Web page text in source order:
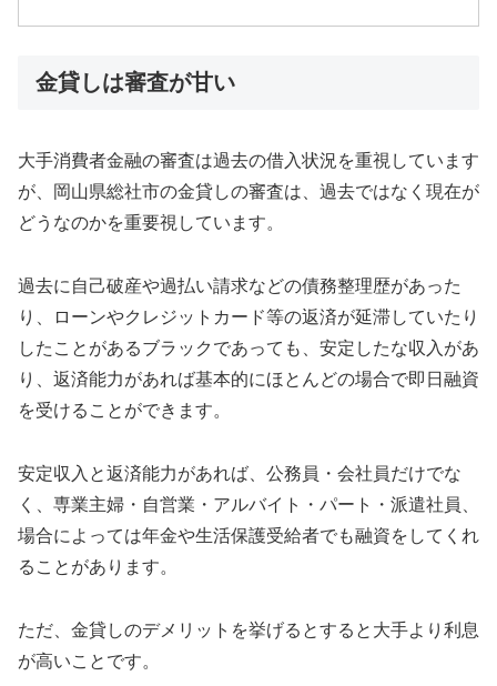
金貸しは審査が甘い
大手消費者金融の審査は過去の借入状況を重視しています
が、岡山県総社市の金貸しの審査は、過去ではなく現在が
どうなのかを重要視しています。
過去に自己破産や過払い請求などの債務整理歴があった
り、ローンやクレジットカード等の返済が延滞していたり
したことがあるブラックであっても、安定したな収入があ
り、返済能力があれば基本的にほとんどの場合で即日融資
を受けることができます。
安定収入と返済能力があれば、公務員・会社員だけでな
く、専業主婦・自営業・アルバイト・パート・派遣社員、
場合によっては年金や生活保護受給者でも融資をしてくれ
ることがあります。
ただ、金貸しのデメリットを挙げるとすると大手より利息
が高いことです。